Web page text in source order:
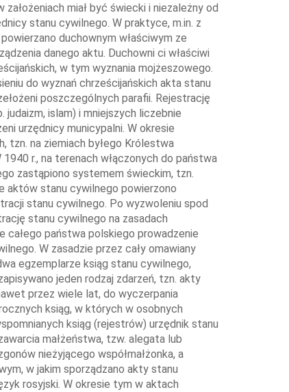
miał być świecki i niezależny od
stanu cywilnego. W praktyce, m.in. z
duchownym właściwym ze
danego aktu. Duchowni ci właściwi
w tym wyznania mojżeszowego.
do wyznań chrześcijańskich akta stanu
poszczególnych parafii. Rejestrację
islam) i mniejszych liczebnie
urzędnicy municypalni. W okresie
tzn. na ziemiach byłego Królestwa
r., na terenach włączonych do państwa
zastąpiono systemem świeckim, tzn.
aktów stanu cywilnego powierzono
stanu cywilnego. Po wyzwoleniu spod
stanu cywilnego na zasadach
całego państwa polskiego prowadzenie
W zasadzie przez cały omawiany
egzemplarze ksiąg stanu cywilnego,
jeden rodzaj zdarzeń, tzn. akty
przez wiele lat, do wyczerpania
ksiąg, w których w osobnych
ksiąg (rejestrów) urzędnik stanu
małżeństwa, tzw. alegata lub
nieżyjącego współmałżonka, a
w jakim sporządzano akty stanu
rosyjski. W okresie tym w aktach